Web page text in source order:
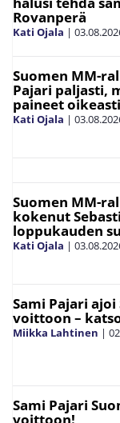
Rovanperä
Kati Ojala |
Suomen MM-
Pajari paljasti,
paineet
Kati Ojala |
Suomen MM-
kokenut
loppukauden
Kati Ojala |
Sami Pajari
voittoon –
Miikka Lahtinen |
Sami Pajari